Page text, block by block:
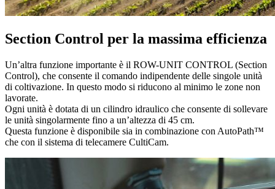
Section Control per la massima efficienza
Un’altra funzione importante è il ROW-UNIT CONTROL (Section
Control), che consente il comando indipendente delle singole unità
di coltivazione. In questo modo si riducono al minimo le zone non
lavorate.
Ogni unità è dotata di un cilindro idraulico che consente di sollevare
le unità singolarmente fino a un’altezza di 45 cm.
Questa funzione è disponibile sia in combinazione con AutoPath™
che con il sistema di telecamere CultiCam.